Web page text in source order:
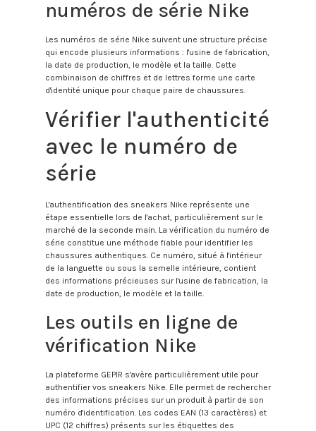
numéros de série Nike
Les numéros de série Nike suivent une structure précise
qui encode plusieurs informations : l'usine de fabrication,
la date de production, le modèle et la taille. Cette
combinaison de chiffres et de lettres forme une carte
d'identité unique pour chaque paire de chaussures.
Vérifier l'authenticité
avec le numéro de
série
L'authentification des sneakers Nike représente une
étape essentielle lors de l'achat, particulièrement sur le
marché de la seconde main. La vérification du numéro de
série constitue une méthode fiable pour identifier les
chaussures authentiques. Ce numéro, situé à l'intérieur
de la languette ou sous la semelle intérieure, contient
des informations précieuses sur l'usine de fabrication, la
date de production, le modèle et la taille.
Les outils en ligne de
vérification Nike
La plateforme GEPIR s'avère particulièrement utile pour
authentifier vos sneakers Nike. Elle permet de rechercher
des informations précises sur un produit à partir de son
numéro d'identification. Les codes EAN (13 caractères) et
UPC (12 chiffres) présents sur les étiquettes des